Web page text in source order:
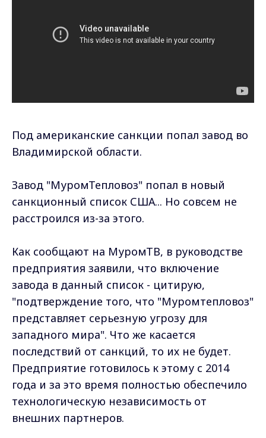
Под американские санкции попал завод во
Владимирской области.
Завод "МуромТепловоз" попал в новый
санкционный список США... Но совсем не
расстроился из-за этого.
Как сообщают на МуромТВ, в руководстве
предприятия заявили, что включение
завода в данный список - цитирую,
"подтверждение того, что "Муромтепловоз"
представляет серьезную угрозу для
западного мира". Что же касается
последствий от санкций, то их не будет.
Предприятие готовилось к этому с 2014
года и за это время полностью обеспечило
технологическую независимость от
внешних партнеров.